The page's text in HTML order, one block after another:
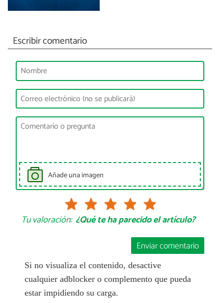
Escribir comentario
Añade una imagen
Tu valoración: ¿Qué te ha parecido el artículo?
Enviar comentario
Si no visualiza el contenido, desactive
cualquier adblocker o complemento que pueda
estar impidiendo su carga.